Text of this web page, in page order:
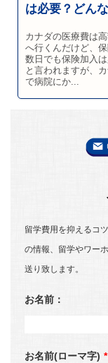
は必要？どん
カナダの医療費は
へ行くんだけど、
数日でも保険加入
と言われますが、
で病院にか...
留学費用を抑えるコ
の情報、留学やワー
送り致します。
お名前：
お名前(ローマ字) *